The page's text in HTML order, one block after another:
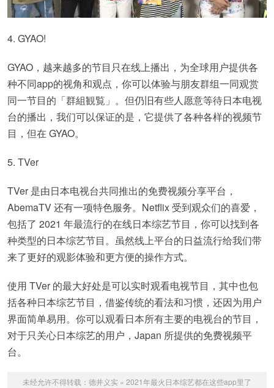
4. GYAO!
GYAO，越来越多的节目只在线上播出，为全球用户提供各
种不同app的视角和观点，你可以体验与朋友群组一同观赏
同一节目的「群組観覧」。但仍旧有些人愿意等待日本电视
台的播出，我们可以保证的是，它提供了各种各样的视频节
目，但在 GYAO。
5. TVer
TVer 是由日本电视台共同推出的免费视频分享平台，
AbemaTV 还有一项特色服务。Netflix 受到观众们的喜爱，
包括了 2021 年最流行的在线日本综艺节目，你可以找到各
种类型的日本综艺节目。虽然线上平台的日益流行给我们带
来了更好的观影体验和更方便的操作方式。
使用 TVer 的最大好处是可以实时观看电视节目，其中也包
括各种日本综艺节目，借鉴传统的看法和习惯，还因为用户
界面简单易用。你可以观看日本所有主要的电视台的节目，
对于只关心日本综艺的用户，Japan 所提供的免费视频平
台。
未经允许不得转载： 德井义实 » 2021年最火日本综艺都在这些app里了